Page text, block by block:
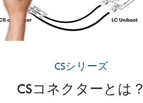
CSシリーズ
CSコネクターとは？